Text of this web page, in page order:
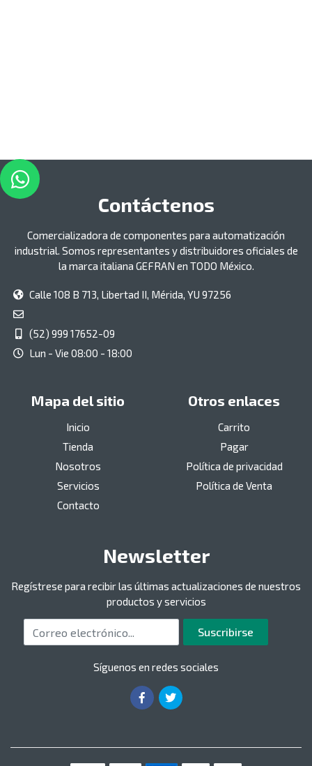
Contáctenos
Comercializadora de componentes para automatización
industrial. Somos representantes y distribuidores oficiales de
la marca italiana GEFRAN en TODO México.
Calle 108 B 713, Libertad II, Mérida, YU 97256
(52) 999 17652-09
Lun - Vie 08:00 - 18:00
Mapa del sitio
Inicio
Tienda
Nosotros
Servicios
Contacto
Otros enlaces
Carrito
Pagar
Política de privacidad
Política de Venta
Newsletter
Regístrese para recibir las últimas actualizaciones de nuestros
productos y servicios
Correo electrónico Suscribirse
Síguenos en redes sociales